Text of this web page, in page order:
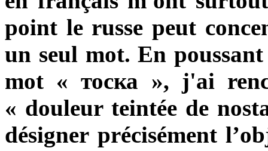
point le russe peut
un seul mot. En
mot « тоска », j'ai
« douleur teintée de
désigner précisément